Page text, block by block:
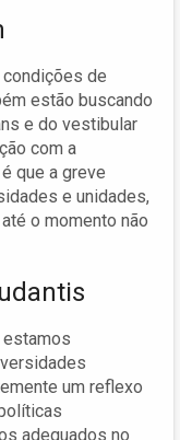
de
estão buscando
e do vestibular
com a
que a greve
e unidades,
o momento não
um reflexo
adequados no